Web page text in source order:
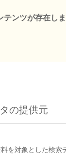
ンツが存在しま
の提供元
を対象とした検索